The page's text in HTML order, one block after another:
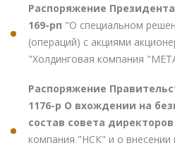
Распоряжение Президента
169-рп "О специальном
(операций) с акциями
"Холдинговая компания
Распоряжение
1176-р О вхождении на
состав совета
компания "НСК" и о внесении